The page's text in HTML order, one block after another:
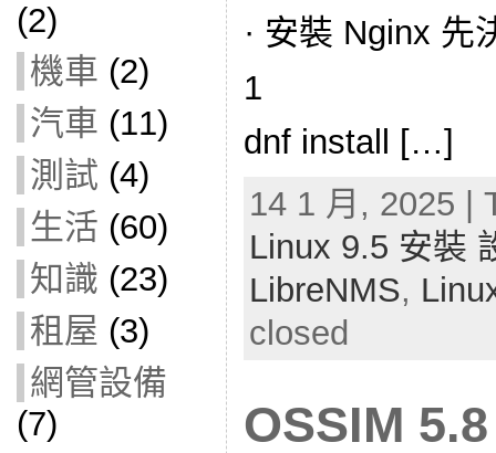
(2)
機車 (2)
汽車 (11)
測試 (4)
生活 (60)
知識 (23)
租屋 (3)
網管設備
(7)
· 安裝 Nginx 先
1
dnf install […]
14 1 月, 2025 |
Linux 9.5 安裝
LibreNMS,
closed
OSSIM